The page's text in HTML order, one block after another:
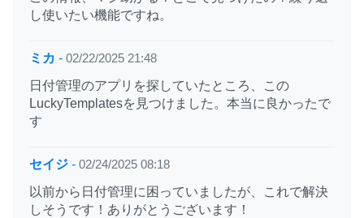
し使いたい機能ですね。
ミカ - 02/22/2025 21:48
日付管理のアプリを探していたところ、この
LuckyTemplatesを見つけました。本当に良かったで
す
セイジ - 02/24/2025 08:18
以前から日付管理に困っていましたが、これで解決
しそうです！ありがとうございます！